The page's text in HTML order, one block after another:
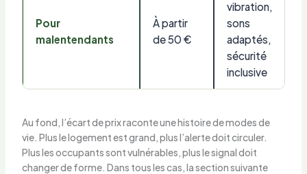
Pour
malentendants
À partir
de 50 €
vibration,
sons
adaptés,
sécurité
inclusive
Au fond, l’écart de prix raconte une histoire de modes de
vie. Plus le logement est grand, plus l’alerte doit circuler.
Plus les occupants sont vulnérables, plus le signal doit
changer de forme. Dans tous les cas, la section suivante